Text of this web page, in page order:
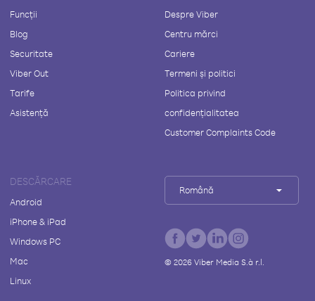
Funcții
Blog
Securitate
Viber Out
Tarife
Asistență
Despre Viber
Centru mărci
Cariere
Termeni și politici
Politica privind
confidențialitatea
Customer Complaints Code
DESCĂRCARE
Android
iPhone & iPad
Windows PC
Mac
Linux
Română
© 2026Viber Media S.à r.l.